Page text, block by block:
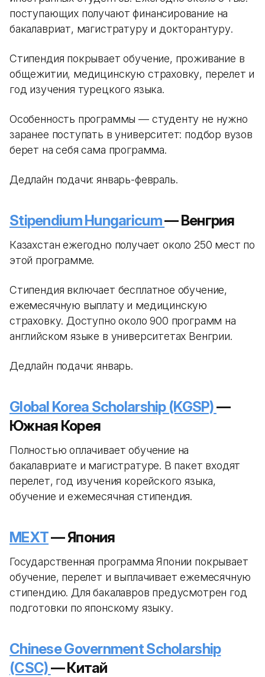
поступающих получают финансирование на
бакалавриат, магистратуру и докторантуру.
Стипендия покрывает обучение, проживание в
общежитии, медицинскую страховку, перелет и
год изучения турецкого языка.
Особенность программы — студенту не нужно
заранее поступать в университет: подбор вузов
берет на себя сама программа.
Дедлайн подачи: январь-февраль.
Stipendium Hungaricum— Венгрия
Казахстан ежегодно получает около 250 мест по
этой программе.
Стипендия включает бесплатное обучение,
ежемесячную выплату и медицинскую
страховку. Доступно около 900 программ на
английском языке в университетах Венгрии.
Дедлайн подачи: январь.
Global Korea Scholarship (KGSP)—
Южная Корея
Полностью оплачивает обучение на
бакалавриате и магистратуре. В пакет входят
перелет, год изучения корейского языка,
обучение и ежемесячная стипендия.
MEXT— Япония
Государственная программа Японии покрывает
обучение, перелет и выплачивает ежемесячную
стипендию. Для бакалавров предусмотрен год
подготовки по японскому языку.
Chinese Government Scholarship
(CSC)— Китай